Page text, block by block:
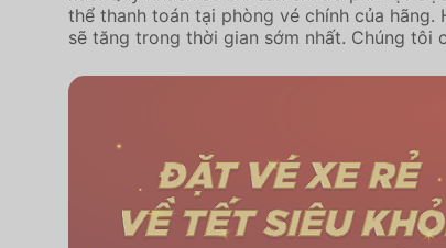
thể thanh toán tại phòng vé chính của
sẽ tăng trong thời gian sớm nhất. Chúng tôi